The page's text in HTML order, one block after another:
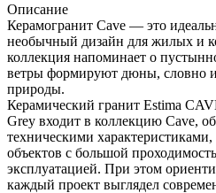
Описание
Керамогранит Cave — это
необычный дизайн для жилых и
коллекция напоминает о
ветры формируют дюны, словно
природы.
Керамический гранит Estima
Grey входит в коллекцию Cave,
техническими
объектов с большой
эксплуатацией. При этом
каждый проект выглядел